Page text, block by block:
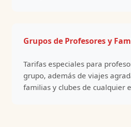
Grupos de Profesores y
Tarifas especiales para
grupo, además de viajes
familias y clubes de cualquier